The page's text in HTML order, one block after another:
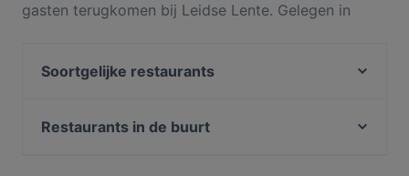
gasten terugkomen bij Leidse Lente. Gelegen in
Ontdek wat Leidse Lente onderscheidt van andere
een tafel om van je volgende maaltijd te genieten!
Soortgelijke restaurants
MonaLisa Delicatessen
Restaurants in de buurt